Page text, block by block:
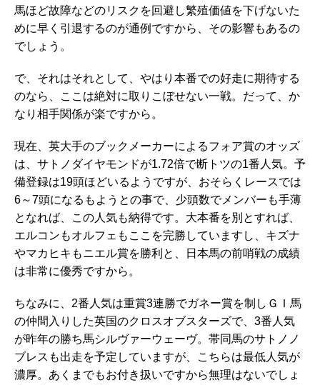
馬ほど故障などのリスクを回避し繁殖価値を下げないた
めに早く引退するのが通例ですから、その影響もあるの
でしょう。
で、それはそれとして、やはり本番での好走に期待する
のなら、ここは絶対に取りこぼせない一戦。だって、か
なり相手関係が楽ですから。
現在、英大手のブックメーカーによるフォア賞のオッズ
は、サトノダイヤモンドが1.72倍で断トツの1番人気。予
備登録は19頭ほどいるようですが、おそらくレースでは
6～7頭になるもようとの事で、少頭数でメンバーも手薄
となれば、この人気も納得です。大本番を別とすれば、
エルコンもオルフェもここを完勝していますし、キズナ
やマカヒキもニエル賞を勝利と、日本馬の前哨戦の成績
は非常に優秀ですから。
ちなみに、2番人気は重賞3連勝でガネー賞を制しＧＩ馬
の仲間入りした英国のクロスオブスターズで、3番人気
が昨年の勝ち馬シルヴァーウェーヴ。帯同馬のサトノノ
ブレスも出走を予定していますが、こちらは最低人気が
濃厚。あくまでもお付き扱いですから無理はないでしょ